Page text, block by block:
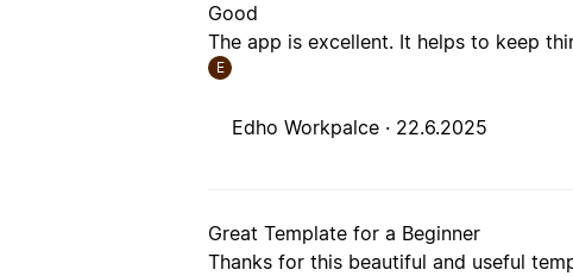
Good
The app is excellent. It helps to keep
E
Edho Workpalce · 22.6.2025
Great Template for a Beginner
Thanks for this beautiful and useful